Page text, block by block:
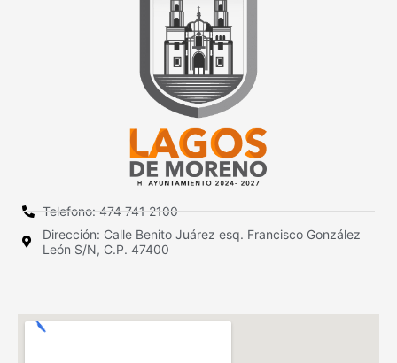
Telefono: 474 741 2100
Dirección: Calle Benito Juárez esq. Francisco González
León S/N, C.P. 47400